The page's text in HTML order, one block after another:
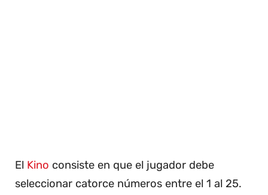
El Kino consiste en que el jugador debe
seleccionar catorce números entre el 1 al 25.